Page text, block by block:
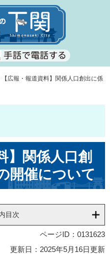
【広報・報道資料】関係人口創出に係
】関係人口創
開催について
目次
ページID：0131623
更新日：2025年5月16日更新